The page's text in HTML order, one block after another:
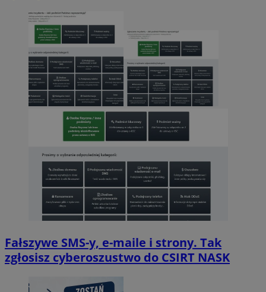
Fałszywe SMS-y, e-maile i strony. Tak
zgłosisz cyberoszustwo do CSIRT NASK